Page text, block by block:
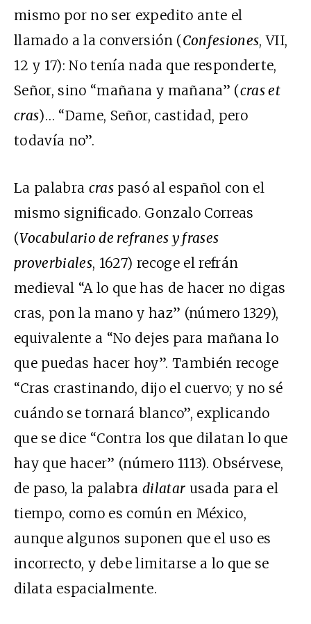
mismo por no ser expedito ante el
llamado a la conversión (Confesiones, VII,
12 y 17): No tenía nada que responderte,
Señor, sino “mañana y mañana” (cras et
cras)… “Dame, Señor, castidad, pero
todavía no”.
La palabra cras pasó al español con el
mismo significado. Gonzalo Correas
(Vocabulario de refranes y frases
proverbiales, 1627) recoge el refrán
medieval “A lo que has de hacer no digas
cras, pon la mano y haz” (número 1329),
equivalente a “No dejes para mañana lo
que puedas hacer hoy”. También recoge
“Cras crastinando, dijo el cuervo; y no sé
cuándo se tornará blanco”, explicando
que se dice “Contra los que dilatan lo que
hay que hacer” (número 1113). Obsérvese,
de paso, la palabra dilatar usada para el
tiempo, como es común en México,
aunque algunos suponen que el uso es
incorrecto, y debe limitarse a lo que se
dilata espacialmente.